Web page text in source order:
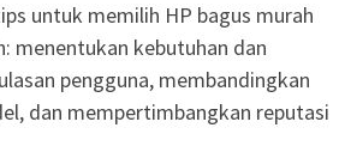
untuk memilih HP bagus murah
menentukan kebutuhan dan
pengguna, membandingkan
dan mempertimbangkan reputasi